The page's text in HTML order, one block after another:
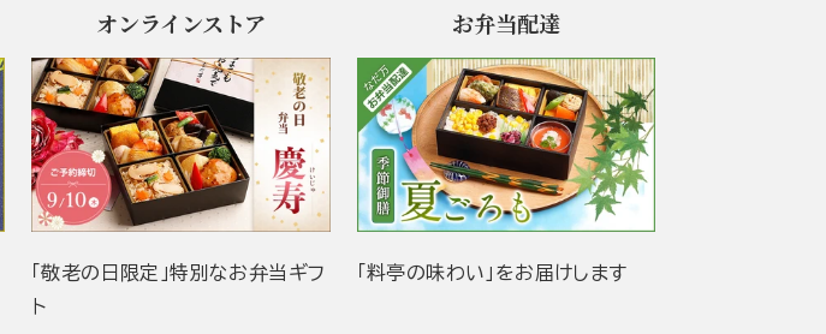
オンラインストア
「敬老の日限定」特別なお弁当ギフ
ト
お弁当配達
「料亭の味わい」をお届けします